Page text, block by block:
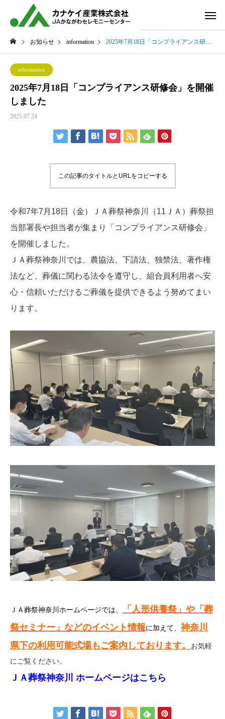
お知らせ information 2025年7月18日「コンプライアンス研修会」を開催しました
information
2025年7月18日「コンプライアンス研修会」を開催
しました
2025.07.24
この記事のタイトルとURLをコピーする
令和7年7月18日（金）ＪＡ葬祭神奈川（11ＪＡ）葬祭担
当部署長や担当者が集まり「コンプライアンス研修会」
を開催しました。
ＪＡ葬祭神奈川では、農協法、下請法、独禁法、著作権
法など、葬儀に関わる法令を遵守し、組合員利用者へ安
心・信頼いただけるご葬儀を提供できるよう努めてまい
ります。
ＪＡ葬祭神奈川ホームページでは、
「人形供養祭」や「葬
祭セミナー」などのイベント情報に加えて、 神奈川
県下の利用可能式場もご案内しております。
お気軽
にご覧ください。
ＪＡ葬祭神奈川 ホームページはこちら